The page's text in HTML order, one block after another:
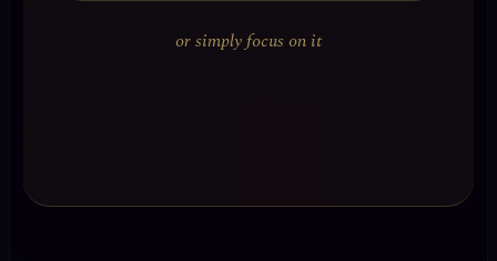
or simply focus on it